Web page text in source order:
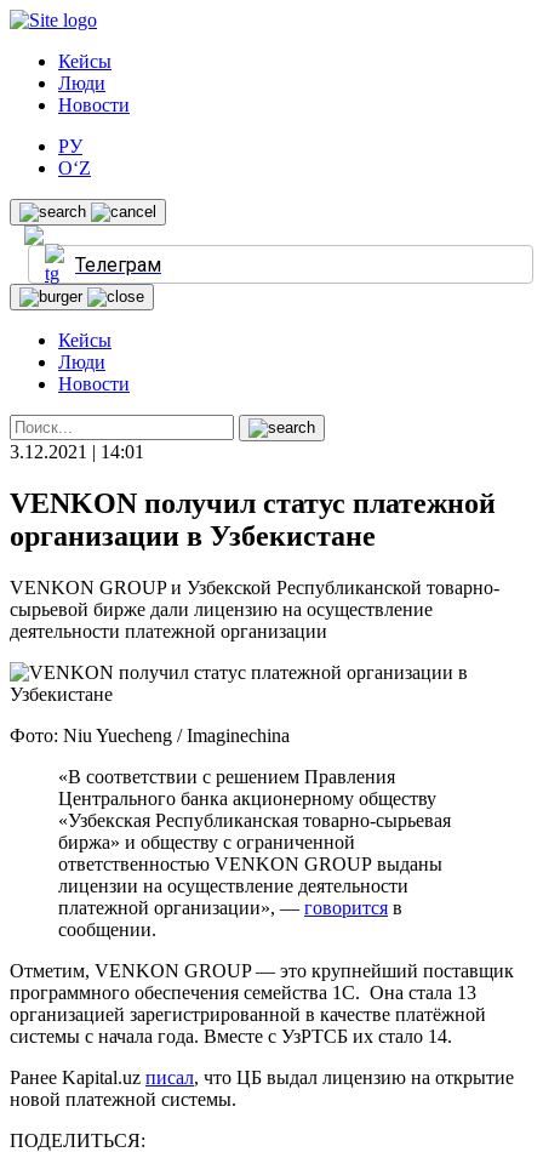
Кейсы
Люди
Новости
РУ
O‘Z
Телеграм
Кейсы
Люди
Новости
3.12.2021 | 14:01
VENKON получил статус платежной
организации в Узбекистане
VENKON GROUP и Узбекской Республиканской товарно-
сырьевой бирже дали лицензию на осуществление
деятельности платежной организации
Фото: Niu Yuecheng / Imaginechina
«В соответствии с решением Правления
Центрального банка акционерному обществу
«Узбекская Республиканская товарно-сырьевая
биржа» и обществу с ограниченной
ответственностью VENKON GROUP выданы
лицензии на осуществление деятельности
платежной организации», — говорится в
сообщении.
Отметим, VENKON GROUP — это крупнейший поставщик
программного обеспечения семейства 1С. Она стала 13
организацией зарегистрированной в качестве платёжной
системы с начала года. Вместе с УзРТСБ их стало 14.
Ранее Kapital.uz писал, что ЦБ выдал лицензию на открытие
новой платежной системы.
ПОДЕЛИТЬСЯ: